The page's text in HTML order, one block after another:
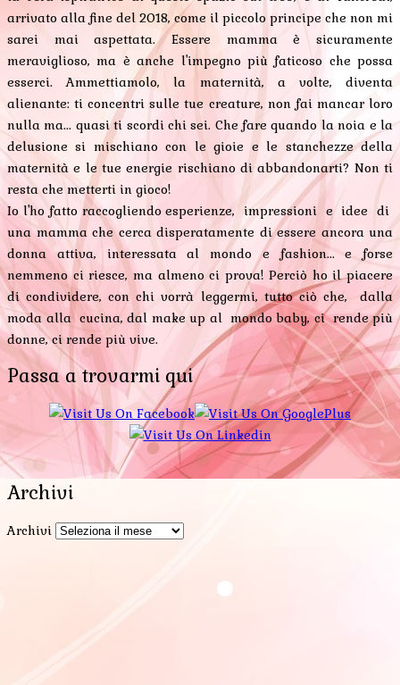
arrivato alla fine del 2018, come il piccolo principe che non mi
sarei mai aspettata. Essere mamma è sicuramente
meraviglioso, ma è anche l'impegno più faticoso che possa
esserci. Ammettiamolo, la maternità, a volte, diventa
alienante: ti concentri sulle tue creature, non fai mancar loro
nulla ma... quasi ti scordi chi sei. Che fare quando la noia e la
delusione si mischiano con le gioie e le stanchezze della
maternità e le tue energie rischiano di abbandonarti? Non ti
resta che metterti in gioco!
Io l'ho fatto raccogliendo esperienze, impressioni e idee di
una mamma che cerca disperatamente di essere ancora una
donna attiva, interessata al mondo e fashion... e forse
nemmeno ci riesce, ma almeno ci prova! Perciò ho il piacere
di condividere, con chi vorrà leggermi, tutto ciò che, dalla
moda alla cucina, dal make up al mondo baby, ci rende più
donne, ci rende più vive.
Passa a trovarmi qui
Archivi
Archivi